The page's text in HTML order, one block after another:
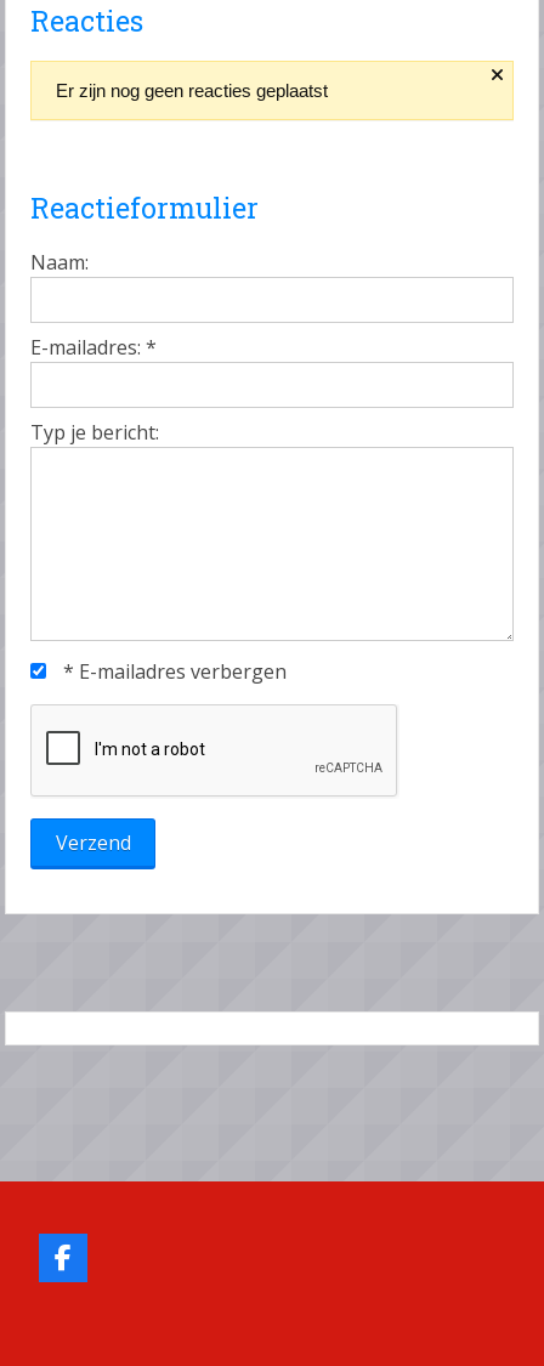
Reacties
Er zijn nog geen reacties geplaatst
Reactieformulier
Naam:
E-mailadres:*
Typ je bericht:
* E-mailadres verbergen